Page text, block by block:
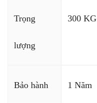
Trọng
lượng
300 KG
Bảo hành 1 Năm